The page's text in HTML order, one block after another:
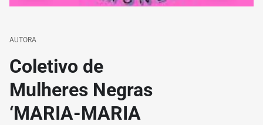
AUTORA
Coletivo de
Mulheres Negras
‘MARIA-MARIA